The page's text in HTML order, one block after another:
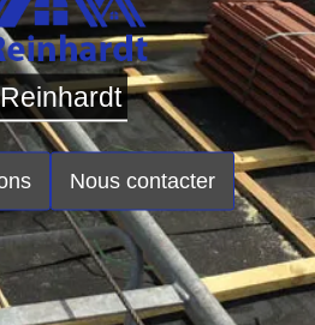
Nous contacter